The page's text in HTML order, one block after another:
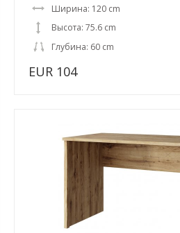
Ширина: 120 cm
Высота: 75.6 cm
Глубина: 60 cm
EUR 104